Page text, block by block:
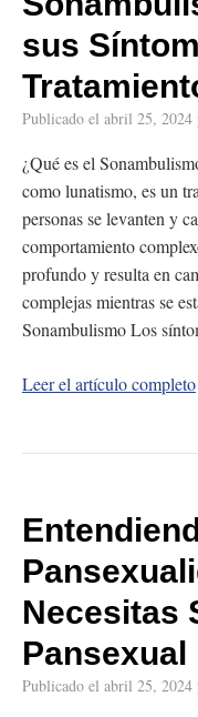
sus
Publicado el abril 25, 2024
¿Qué es el
como lunatismo, es un
personas se levanten y
comportamiento
profundo y resulta en
complejas mientras se
Sonambulismo Los
Leer el artículo completo
Necesitas
Pansexual
Publicado el abril 25, 2024